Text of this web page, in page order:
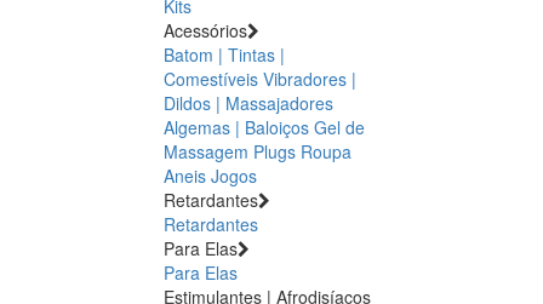
Kits
Acessórios
Batom | Tintas |
Comestíveis Vibradores |
Dildos | Massajadores
Algemas | Baloiços Gel de
Massagem Plugs Roupa
Aneis Jogos
Retardantes
Retardantes
Para Elas
Para Elas
Estimulantes | Afrodisíacos